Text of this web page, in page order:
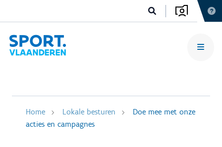
Home Lokale besturen
Doe mee met onze
acties en campagnes